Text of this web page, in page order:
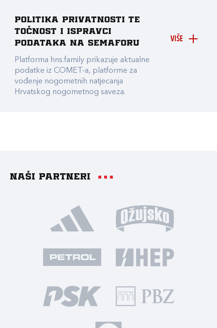
VIŠE
Politika privatnosti te
točnost i ispravci
podataka na Semaforu
Platforma hns.family prikazuje aktualne
podatke iz COMET-a, platforme za
vođenje nogometnih natjecanja
Hrvatskog nogometnog saveza.
Naši partneri